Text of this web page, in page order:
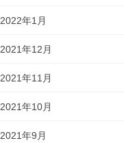
2022年1月
2021年12月
2021年11月
2021年10月
2021年9月